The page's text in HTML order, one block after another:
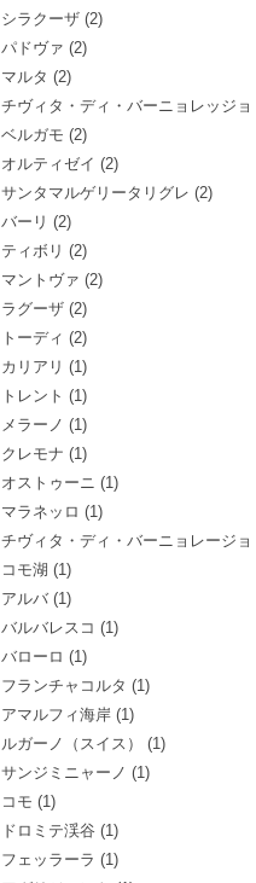
シラクーザ(2)
パドヴァ (2)
マルタ (2)
チヴィタ・ディ・バーニョレッジョ
ベルガモ (2)
オルティゼイ (2)
サンタマルゲリータリグレ (2)
バーリ (2)
ティボリ (2)
マントヴァ (2)
ラグーザ(2)
トーディ (2)
カリアリ (1)
トレント (1)
メラーノ (1)
クレモナ (1)
オストゥーニ (1)
マラネッロ (1)
チヴィタ・ディ・バーニョレージョ
コモ湖 (1)
アルバ(1)
バルバレスコ (1)
バローロ (1)
フランチャコルタ (1)
アマルフィ海岸(1)
ルガーノ（スイス）
(1)
サンジミニャーノ (1)
コモ (1)
ドロミテ渓谷(1)
フェッラーラ (1)